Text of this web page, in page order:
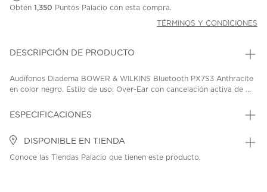
Obtén 1,350 Puntos Palacio con esta compra.
TÉRMINOS Y CONDICIONES
DESCRIPCIÓN DE PRODUCTO
Audífonos Diadema BOWER & WILKINS Bluetooth PX7S3 Anthracite
en color negro. Estilo de uso: Over-Ear con cancelación activa de ...
ESPECIFICACIONES
DISPONIBLE EN TIENDA
Conoce las Tiendas Palacio que tienen este producto.